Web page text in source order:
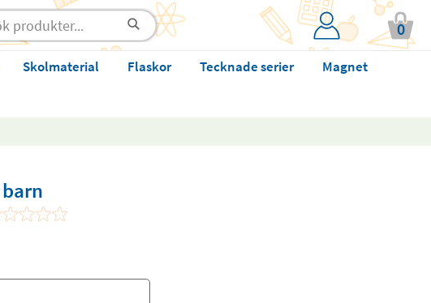
0
Skolmaterial Flaskor Tecknade serier
Magnet